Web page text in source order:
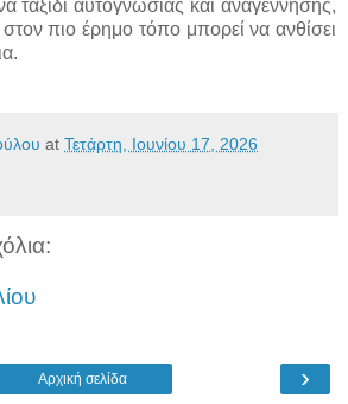
ταξίδι αυτογνωσίας και αναγέννησης,
πιο έρημο τόπο μπορεί να ανθίσει
at Τετάρτη, Ιουνίου 17, 2026
›
Αρχική σελίδα